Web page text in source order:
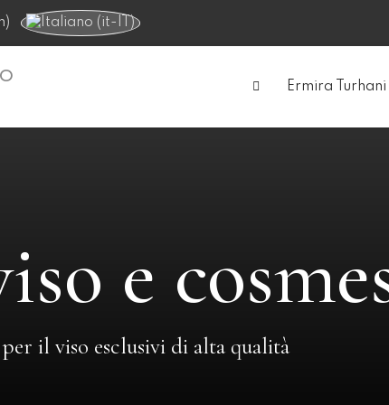
Ermira Turhani
e
il viso esclusivi di alta qualità